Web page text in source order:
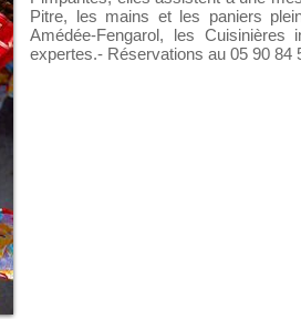
Pitre, les mains et les paniers
Amédée-Fengarol, les
expertes.- Réservations au 05 90 84